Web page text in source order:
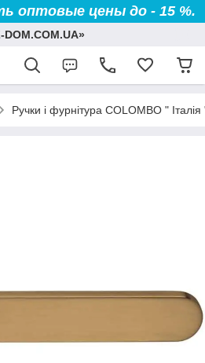
оптовые цены до - 15 %.
DOM.COM.UA»
Ручки і фурнітура COLOMBO " Італія